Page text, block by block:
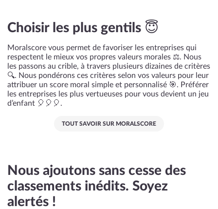
Choisir les plus gentils 😇
Moralscore vous permet de favoriser les entreprises qui
respectent le mieux vos propres valeurs morales ⚖️. Nous
les passons au crible, à travers plusieurs dizaines de critères
🔍. Nous pondérons ces critères selon vos valeurs pour leur
attribuer un score moral simple et personnalisé 🎯. Préférer
les entreprises les plus vertueuses pour vous devient un jeu
d’enfant 🎈🎈🎈.
TOUT SAVOIR SUR MORALSCORE
Nous ajoutons sans cesse des
classements inédits. Soyez
alertés !